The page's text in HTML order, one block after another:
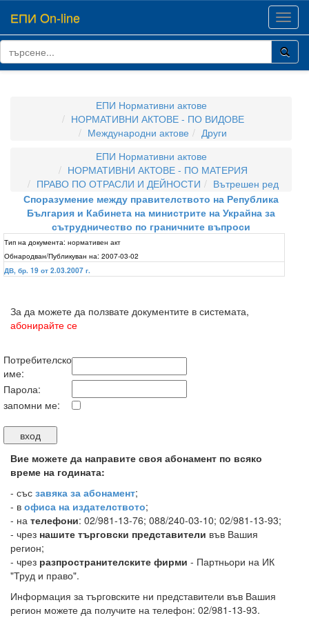
ЕПИ On-line
ЕПИ Нормативни актове
НОРМАТИВНИ АКТОВЕ - ПО ВИДОВЕ
Международни актове
Други
ЕПИ Нормативни актове
НОРМАТИВНИ АКТОВЕ - ПО МАТЕРИЯ
ПРАВО ПО ОТРАСЛИ И ДЕЙНОСТИ
Вътрешен ред
Споразумение между правителството на Република
България и Кабинета на министрите на Украйна за
сътрудничество по граничните въпроси
Тип на документа: нормативен акт
Обнародван/Публикуван на: 2007-03-02
ДВ, бр. 19 от 2.03.2007 г.
За да можете да ползвате документите в системата,
абонирайте се
Потребителско
име:
Парола:
запомни ме:
Вие можете да направите своя абонамент по всяко
време на годината:
- със завяка за абонамент;
- в офиса на издателството;
- на телефони: 02/981-13-76; 088/240-03-10; 02/981-13-93;
- чрез нашите търговски представители във Вашия
регион;
- чрез разпространителските фирми - Партньори на ИК
"Труд и право".
Информация за търговските ни представители във Вашия
регион можете да получите на телефон: 02/981-13-93.